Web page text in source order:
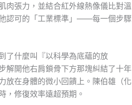
肉張力，並結合紅外線熱像儀比對溫
認可的「工業標準」——每一個步驟
了什麼叫『以科學為底蘊的放
解開他右肩鎖骨下方那塊糾結了十年
放在身體的微小回饋上。陳伯雄（化
，修復效率遠超預期。